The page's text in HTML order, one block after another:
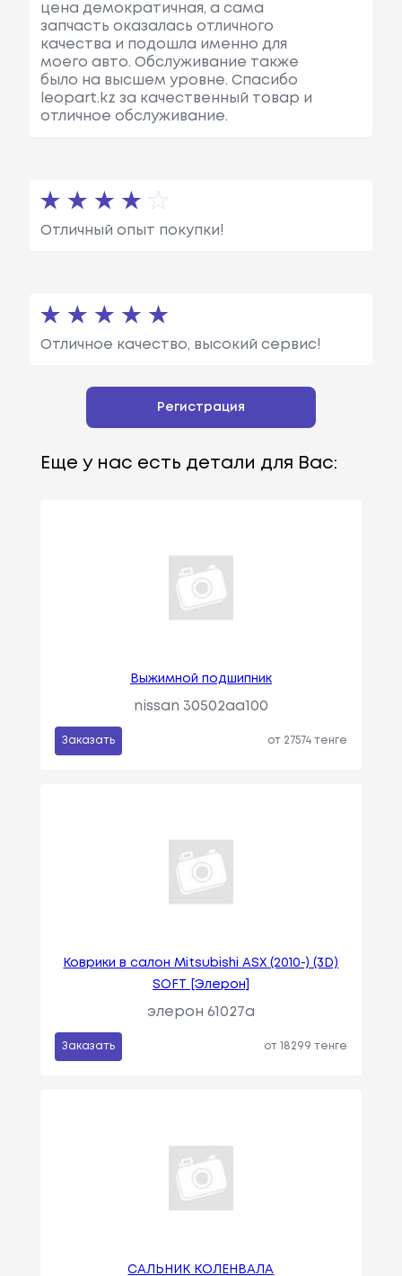
цена демократичная, а сама
запчасть оказалась отличного
качества и подошла именно для
моего авто. Обслуживание также
было на высшем уровне. Спасибо
leopart.kz за качественный товар и
отличное обслуживание.
Отличный опыт покупки!
Отличное качество, высокий сервис!
Регистрация
Еще у нас есть детали для Вас:
Выжимной подшипник
nissan 30502aa100
Заказать от 27574 тенге
Коврики в салон Mitsubishi ASX (2010-) (3D)
SOFT [Элерон]
элерон 61027a
Заказать от 18299 тенге
САЛЬНИК КОЛЕНВАЛА